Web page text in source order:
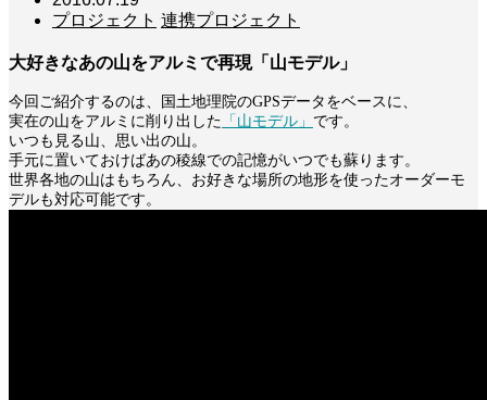
プロジェクト 連携プロジェクト
大好きなあの山をアルミで再現「山モデル」
今回ご紹介するのは、国土地理院のGPSデータをベースに、
実在の山をアルミに削り出した 「山モデル」 です。
いつも見る山、思い出の山。
手元に置いておけばあの稜線での記憶がいつでも蘇ります。
世界各地の山はもちろん、お好きな場所の地形を使ったオーダーモ
デルも対応可能です。